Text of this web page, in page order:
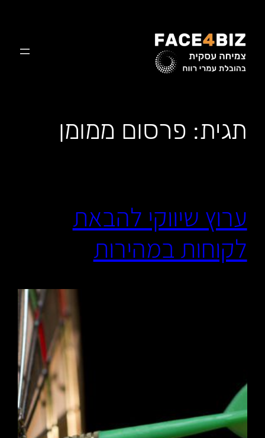
תגית: פרסום ממומן
ערוץ שיווקי להבאת
לקוחות במהירות